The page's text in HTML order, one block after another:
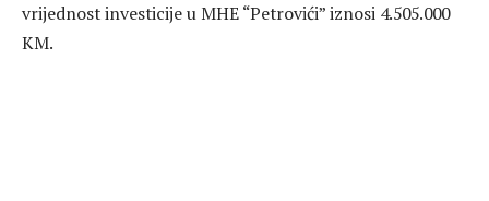
vrijednost investicije u MHE “Petrovići” iznosi 4.505.000
KM.